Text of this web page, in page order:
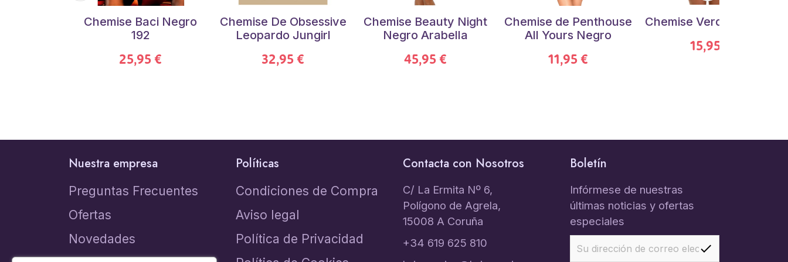
Chemise Baci Negro
192
25,95 €
Chemise De Obsessive
Leopardo Jungirl
32,95 €
Chemise Beauty Night
Negro Arabella
45,95 €
Chemise de Penthouse
All Yours Negro
11,95 €
Chemise Verde Kaduna
15,95 €
Nuestra empresa
Preguntas Frecuentes
Ofertas
Novedades
Políticas
Condiciones de Compra
Aviso legal
Política de Privacidad
Contacta con Nosotros
C/ La Ermita Nº 6,
Polígono de Agrela,
15008 A Coruña
+34 619 625 810
Boletín
Infórmese de nuestras
últimas noticias y ofertas
especiales